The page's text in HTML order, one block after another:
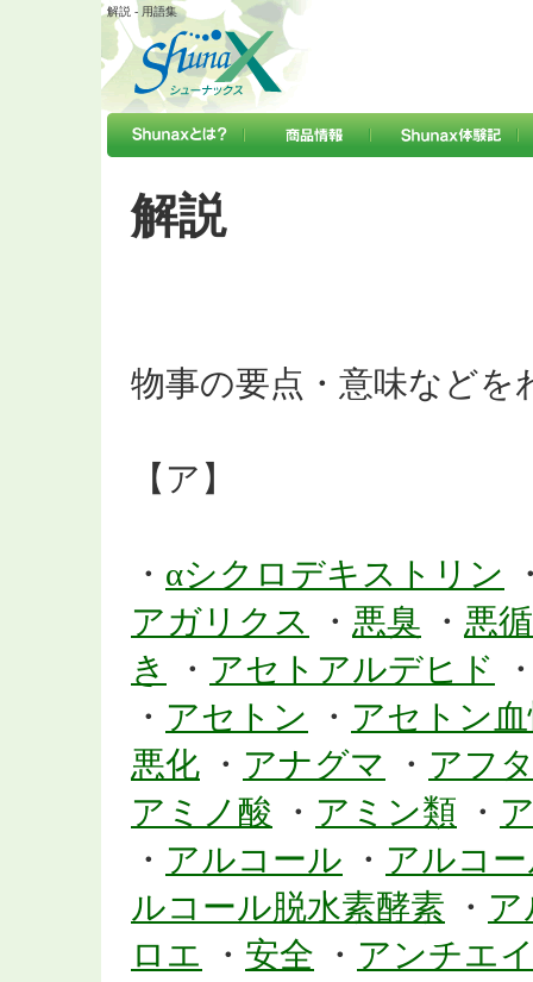
解説 - 用語集
解説
物事の要点・意味など
【ア】
・ αシクロデキストリン
アガリクス
・ 悪臭 ・ 悪
き
・ アセトアルデヒド
・ アセトン ・ アセトン
悪化 ・ アナグマ ・ アフ
アミノ酸 ・ アミン類 ・
・ アルコール ・ アルコ
ルコール脱水素酵素 ・
ロエ ・ 安全 ・ アンチエ